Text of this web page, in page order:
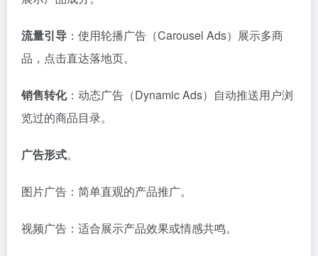
流量引导 ‌：使用轮播广告（Carousel Ads）展示多商
品，点击直达落地页。‌‌
销售转化‌：动态广告（Dynamic Ads）自动推送用户浏
览过的商品目录。‌‌
广告形式‌。
图片广告：简单直观的产品推广。‌‌
视频广告：适合展示产品效果或情感共鸣。‌‌